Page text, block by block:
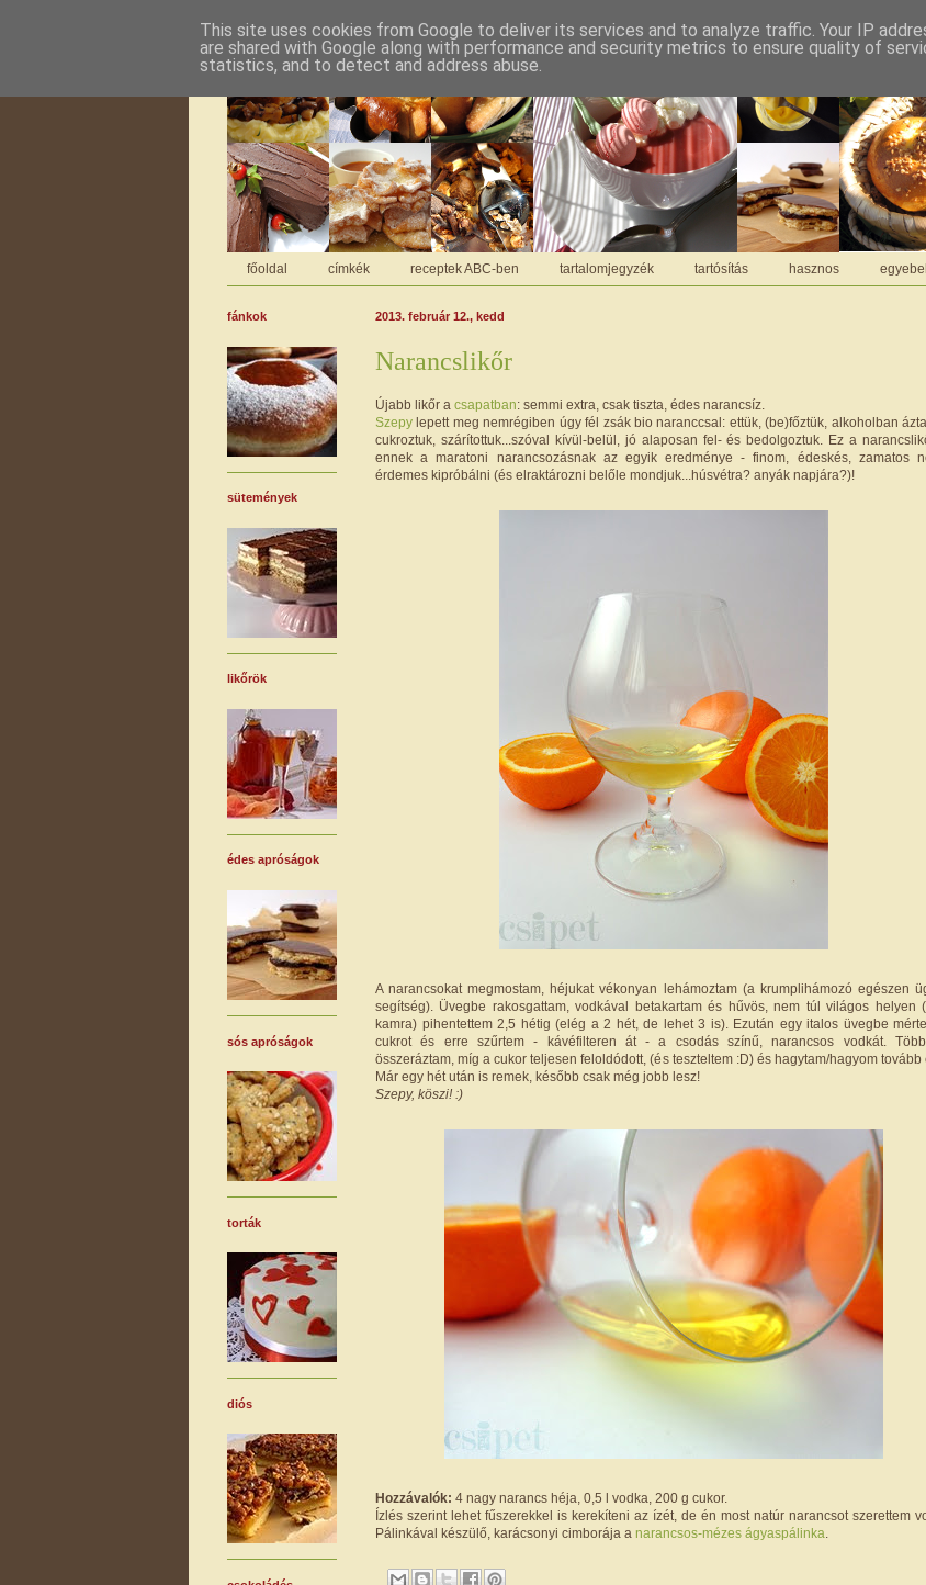
főoldal címkék receptek ABC-ben tartalomjegyzék tartósítás hasznos
2013. február 12., kedd
Narancslikőr
Újabb likőr a csapatban: semmi extra, csak tiszta, édes narancsíz.
Szepy lepett meg nemrégiben úgy fél zsák bio naranccsal: ettük, (be)főztük, alkoholban
cukroztuk, szárítottuk...szóval kívül-belül, jó alaposan fel- és bedolgoztuk. Ez a
ennek a maratoni narancsozásnak az egyik eredménye - finom, édeskés, zamatos
érdemes kipróbálni (és elraktározni belőle mondjuk...húsvétra? anyák napjára?)!
A narancsokat megmostam, héjukat vékonyan lehámoztam (a krumplihámozó egészen
segítség). Üvegbe rakosgattam, vodkával betakartam és hűvös, nem túl világos helyen
kamra) pihentettem 2,5 hétig (elég a 2 hét, de lehet 3 is). Ezután egy italos üvegbe
cukrot és erre szűrtem - kávéfilteren át - a csodás színű, narancsos vodkát.
összeráztam, míg a cukor teljesen feloldódott, (és teszteltem :D) és hagytam/hagyom tovább
Már egy hét után is remek, később csak még jobb lesz!
Szepy, köszi! :)
Hozzávalók: 4 nagy narancs héja, 0,5 l vodka, 200 g cukor.
Ízlés szerint lehet fűszerekkel is kerekíteni az ízét, de én most natúr narancsot szerettem
Pálinkával készülő, karácsonyi cimborája a narancsos-mézes ágyaspálinka
fánkok
sütemények
likőrök
édes apróságok
sós apróságok
torták
diós
This site uses cookies from Google to deliver its services and to analyze traffic. Your IP
are shared with Google along with performance and security metrics to ensure quality of
statistics, and to detect and address abuse.